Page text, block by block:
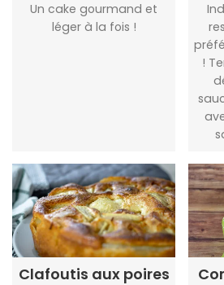
Un cake gourmand et
léger à la fois !
!
Clafoutis aux poires